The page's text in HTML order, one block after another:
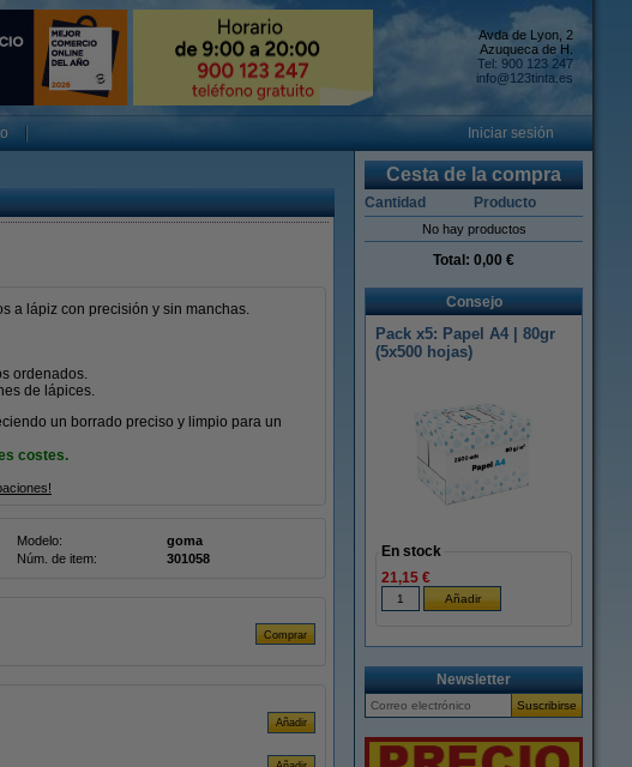
Avda de Lyon, 2
Azuqueca de H.
Tel: 900 123 247
info@123tinta.es
Iniciar sesión
a lápiz con precisión y sin manchas.
ordenados.
de lápices.
un borrado preciso y limpio para un
costes.
Modelo:
goma
Núm. de item: 301058
Cesta de la compra
Cantidad Producto
No hay productos
Total: 0,00 €
Consejo
Pack x5: Papel A4 | 80gr
(5x500 hojas)
En stock
21,15 €
Newsletter